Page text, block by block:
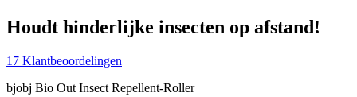
Houdt hinderlijke insecten op afstand!
17 Klantbeoordelingen
bjobj Bio Out Insect Repellent-Roller